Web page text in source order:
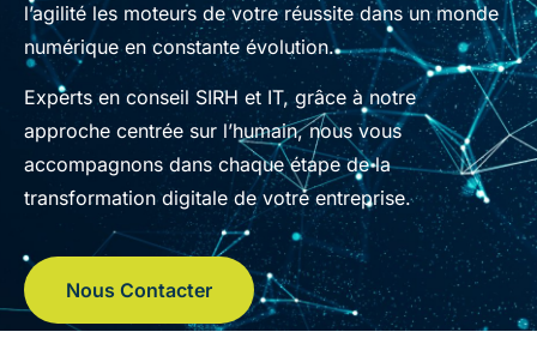
l’agilité les moteurs de votre réussite dans un monde
numérique en constante évolution.
Experts en conseil SIRH et IT, grâce à notre
approche centrée sur l’humain, nous vous
accompagnons dans chaque étape de la
transformation digitale de votre entreprise.
Nous Contacter